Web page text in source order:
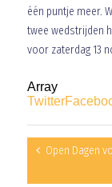
één puntje meer.
twee wedstrijden
voor zaterdag 13
Array
Twitter
Open Dagen